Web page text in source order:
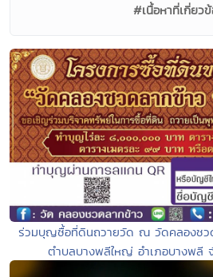
#เนื้อหาที่เกี่ยว
ร่วมบุญซื้อที่ดินถวายวัด ณ วัดคลองช
ตำบลบางพลีใหญ่ อำเภอบางพลี